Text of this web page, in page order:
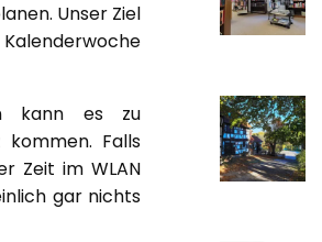
Unser Ziel
kann es zu
kommen. Falls
Zeit im WLAN
gar nichts